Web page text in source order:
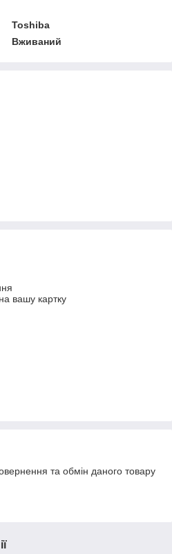
Toshiba
Вживаний
вашу картку
та обмін даного товару